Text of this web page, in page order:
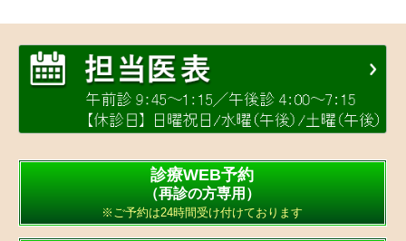
診療WEB予約
（再診の方専用）
※ご予約は24時間受け付けております